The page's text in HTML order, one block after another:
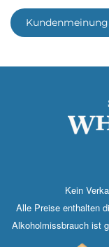
Kein
Alle Preise enthalten
Alkoholmissbrauch ist